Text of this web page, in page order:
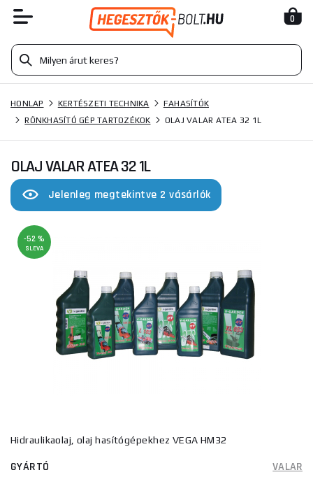
0
HONLAP KERTÉSZETI TECHNIKA
FAHASÍTÓK
RÖNKHASÍTÓ GÉP TARTOZÉKOK
OLAJ VALAR ATEA 32 1L
OLAJ VALAR ATEA 32 1L
Jelenleg megtekintve 2 vásárlók
-52 %
SLEVA
Hidraulikaolaj, olaj hasítógépekhez VEGA HM32
GYÁRTÓ
VALAR